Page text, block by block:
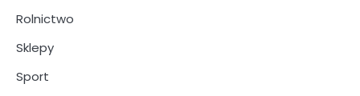
Rolnictwo
Sklepy
Sport